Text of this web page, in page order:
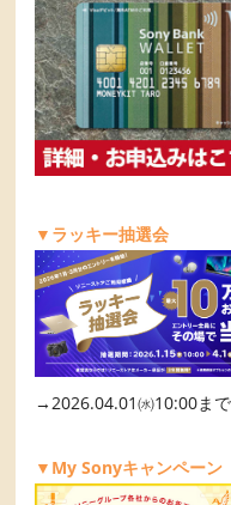
▼ラッキー抽選会
→2026.04.01㈬10:00まで
▼My Sonyキャンペーン